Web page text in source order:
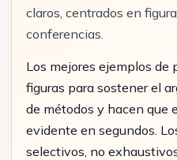
claros, centrados en
conferencias.
Los mejores ejemplos de
figuras para sostener el
de métodos y hacen que
evidente en segundos.
selectivos, no